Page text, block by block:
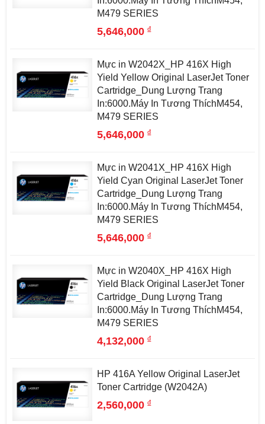
M479 SERIES
5,646,000đ
Mực in W2042X_HP 416X High
Yield Yellow Original LaserJet Toner
Cartridge_Dung Lượng Trang
In:6000.Máy In Tương ThíchM454,
M479 SERIES
5,646,000đ
Mực in W2041X_HP 416X High
Yield Cyan Original LaserJet Toner
Cartridge_Dung Lượng Trang
In:6000.Máy In Tương ThíchM454,
M479 SERIES
5,646,000đ
Mực in W2040X_HP 416X High
Yield Black Original LaserJet Toner
Cartridge_Dung Lượng Trang
In:6000.Máy In Tương ThíchM454,
M479 SERIES
4,132,000đ
HP 416A Yellow Original LaserJet
Toner Cartridge (W2042A)
2,560,000đ